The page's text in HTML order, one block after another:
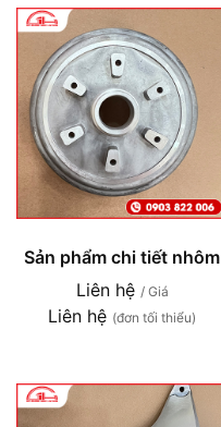
Sản phẩm chi tiết nhôm
Liên hệ / Giá
Liên hệ (đơn tối thiểu)